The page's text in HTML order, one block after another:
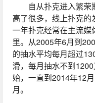
自从扑克进入繁
高了很多，线上扑克
一年扑克经常在主流媒
里。从2005年6月到
的抽水平均每月超过
滑，每月抽水不到
始，一直到2014年12
月。